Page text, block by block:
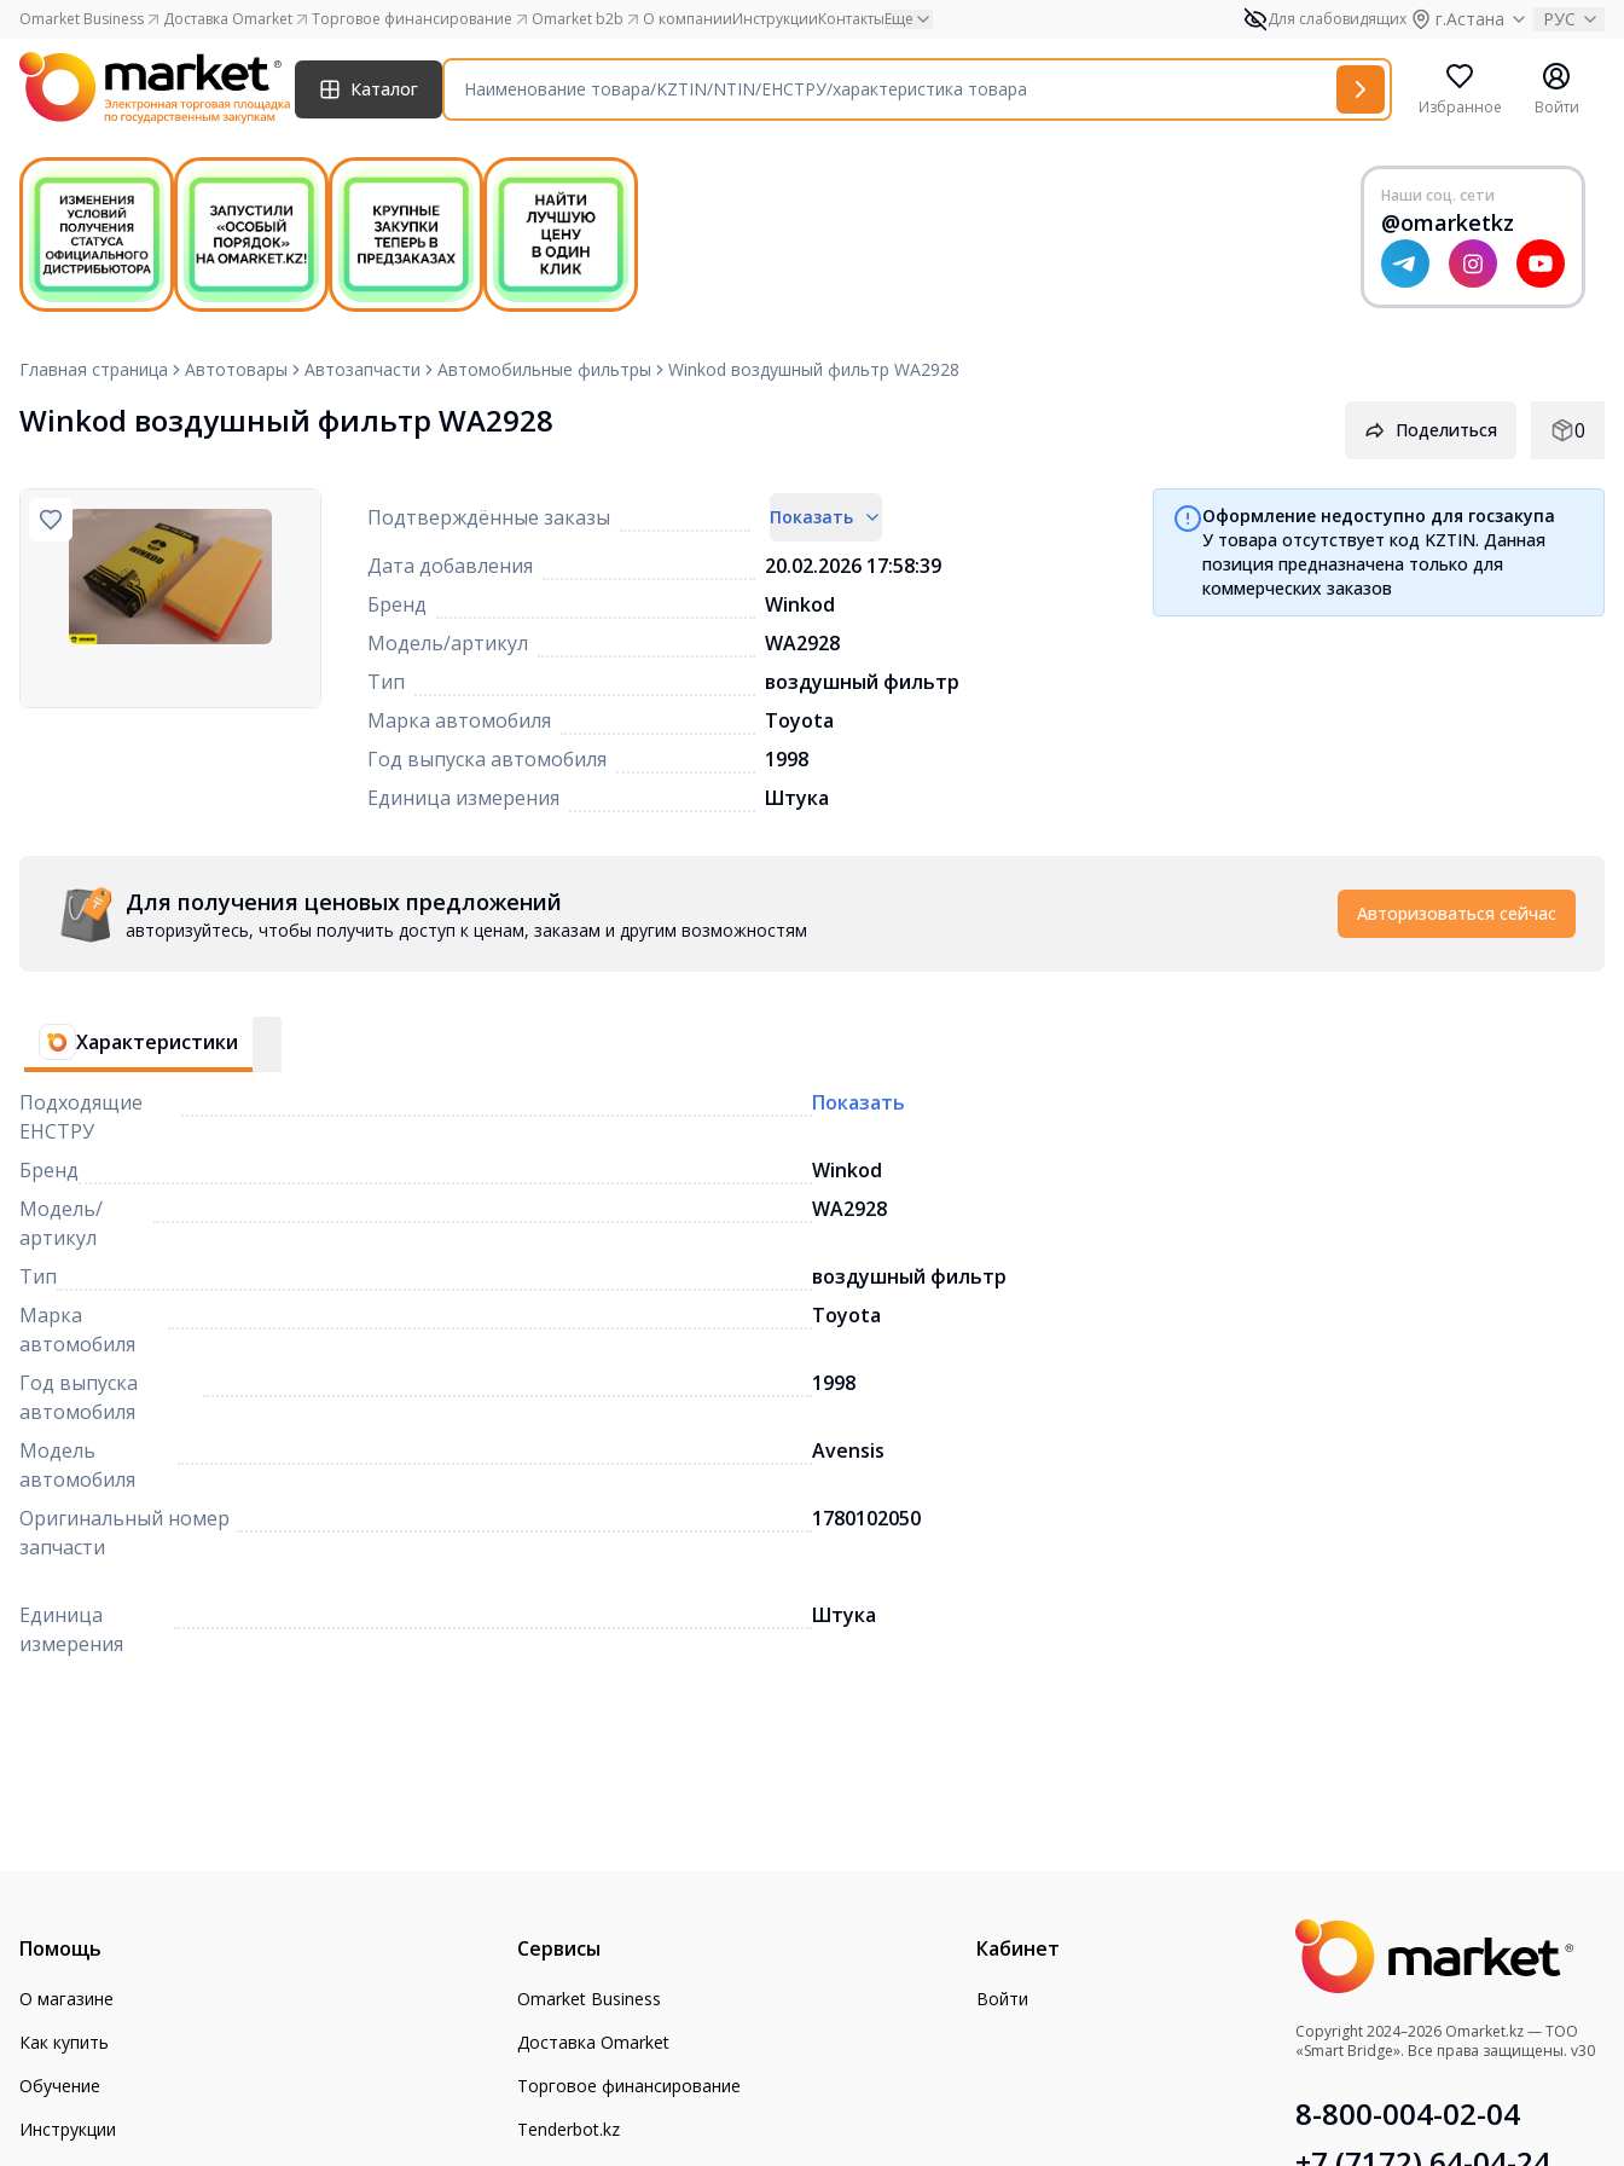
Omarket Business Доставка Omarket Торговое финансирование Omarket b2b О компанииИнструкцииКонтактыЕще Для слабовидящих г.Астана РУС
Каталог
Избранное Войти
Наши соц. сети
@omarketkz
Главная страница Автотовары Автозапчасти Автомобильные фильтры Winkod воздушный фильтр WA2928
Winkod воздушный фильтр WA2928 Поделиться 0
Подтверждённые заказы Показать
Дата добавления
20.02.2026 17:58:39
Бренд
Winkod
Модель/артикул
WA2928
Тип
воздушный фильтр
Марка автомобиля
Toyota
Год выпуска автомобиля
1998
Единица измерения
Штука
Оформление недоступно для госзакупа
У товара отсутствует код KZTIN. Данная
позиция предназначена только для
коммерческих заказов
Для получения ценовых предложений
авторизуйтесь, чтобы получить доступ к ценам, заказам и другим возможностям
Авторизоваться сейчас
Характеристики
Подходящие
ЕНСТРУ
Показать
Бренд
Winkod
Модель/
артикул
WA2928
Тип
воздушный фильтр
Марка
автомобиля
Toyota
Год выпуска
автомобиля
1998
Модель
автомобиля
Avensis
Оригинальный номер
запчасти
1780102050
Единица
измерения
Штука
Помощь
О магазине
Как купить
Обучение
Инструкции
Сервисы
Omarket Business
Доставка Omarket
Торговое финансирование
Tenderbot.kz
Кабинет
Войти
Copyright 2024–2026 Omarket.kz — ТОО
«Smart Bridge». Все права защищены. v30
8-800-004-02-04